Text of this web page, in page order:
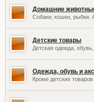
Домашние
Собаки, кошки, рыбки.
Детские товары
Детская одежда,
Одежда, обувь и
Кроме детских товаров